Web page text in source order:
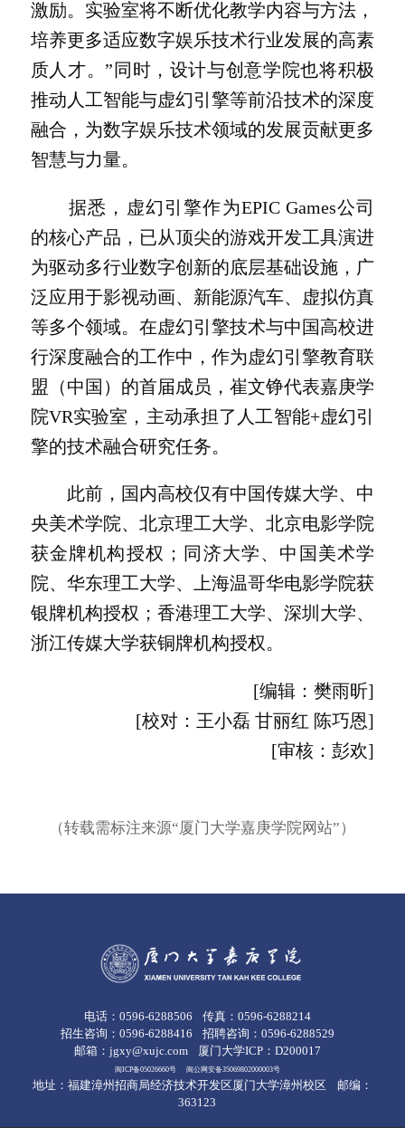
激励。实验室将不断优化教学内容与方法，
培养更多适应数字娱乐技术行业发展的高素
质人才。”同时，设计与创意学院也将积极
推动人工智能与虚幻引擎等前沿技术的深度
融合，为数字娱乐技术领域的发展贡献更多
智慧与力量。
据悉，虚幻引擎作为EPIC Games公司
的核心产品，已从顶尖的游戏开发工具演进
为驱动多行业数字创新的底层基础设施，广
泛应用于影视动画、新能源汽车、虚拟仿真
等多个领域。在虚幻引擎技术与中国高校进
行深度融合的工作中，作为虚幻引擎教育联
盟（中国）的首届成员，崔文铮代表嘉庚学
院VR实验室，主动承担了人工智能+虚幻引
擎的技术融合研究任务。
此前，国内高校仅有中国传媒大学、中
央美术学院、北京理工大学、北京电影学院
获金牌机构授权；同济大学、中国美术学
院、华东理工大学、上海温哥华电影学院获
银牌机构授权；香港理工大学、深圳大学、
浙江传媒大学获铜牌机构授权。
[编辑：樊雨昕]
[校对：王小磊 甘丽红 陈巧恩]
[审核：彭欢]
（转载需标注来源“厦门大学嘉庚学院网站”）
电话：0596-6288506
传真：0596-6288214
招生咨询：0596-6288416
招聘咨询：0596-6288529
邮箱：jgxy@xujc.com
厦门大学ICP：D200017
闽ICP备05026660号 闽公网安备35069802000003号
地址：福建漳州招商局经济技术开发区厦门大学漳州校区
邮编：
363123